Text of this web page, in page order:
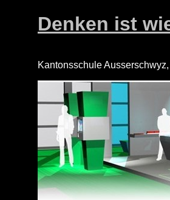
Denken ist
Kantonsschule